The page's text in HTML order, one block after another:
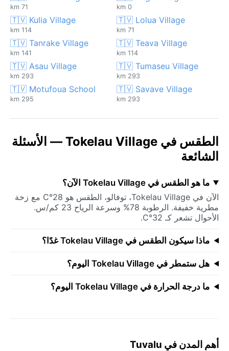
0 km
71 km
🇹🇻 Lolua Village
71 km
🇹🇻 Kulia Village
114 km
🇹🇻 Teava Village
114 km
🇹🇻 Tanrake Village
141 km
🇹🇻 Tumaseu Village
293 km
🇹🇻 Asau Village
293 km
🇹🇻 Savave Village
293 km
🇹🇻 Motufoua School
295 km
الطقس في Tokelau Village — الأسئلة
الشائعة
ما هو الطقس في Tokelau Village الآن؟
الآن في Tokelau Village، توفالو، الطقس هو 28°C مع زخة
مطرية خفيفة. الرطوبة 78% وسرعة الرياح 23 كم/س.
الأحوال تشعر كـ 32°C.
ماذا سيكون الطقس في Tokelau Village غدًا؟
هل ستمطر في Tokelau Village اليوم؟
ما درجة الحرارة في Tokelau Village اليوم؟
أهم المدن في Tuvalu